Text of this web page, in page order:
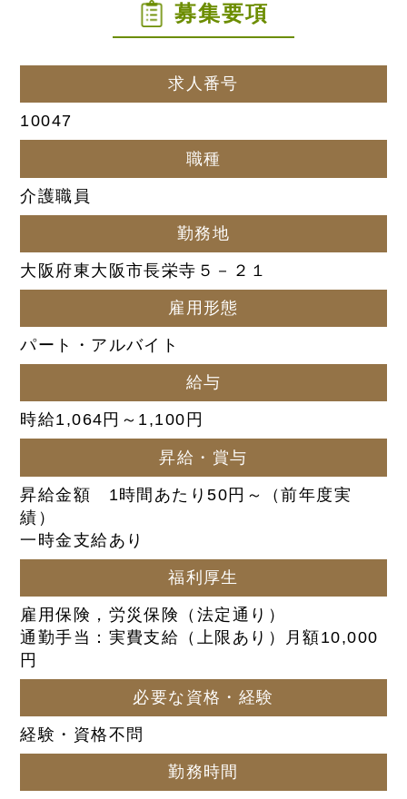
募集要項
求人番号
10047
職種
介護職員
勤務地
大阪府東大阪市長栄寺５－２１
雇用形態
パート・アルバイト
給与
時給1,064円～1,100円
昇給・賞与
昇給金額 1時間あたり50円～（前年度実
績）
一時金支給あり
福利厚生
雇用保険，労災保険（法定通り）
通勤手当：実費支給（上限あり）月額10,000
円
必要な資格・経験
経験・資格不問
勤務時間